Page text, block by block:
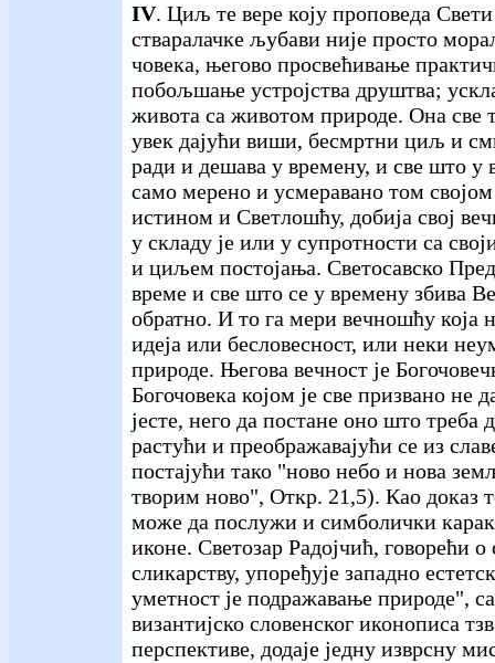
IV. Циљ те вере коју проповеда
стваралачке љубави није просто
човека, његово просвећивање
побољшање устројства друштва;
живота са животом природе. Она све
увек дајући виши, бесмртни циљ и
ради и дешава у времену, и све што у
само мерено и усмеравано том
истином и Светлошћу, добија свој
у складу је или у супротности са
и циљем постојања. Светосавско
време и све што се у времену збива
обратно. И то га мери вечношћу која
идеја или бесловесност, или неки
природе. Његова вечност је
Богочовека којом је све призвано не
јесте, него да постане оно што треба
растући и преображавајући се из
постајући тако "ново небо и нова
творим ново", Откр. 21,5). Као доказ
може да послужи и симболички
иконе. Светозар Радојчић, говорећи
сликарству, упоређује западно
уметност је подражавање природе",
византијско словенског иконописа
перспективе, додаје једну изврсну